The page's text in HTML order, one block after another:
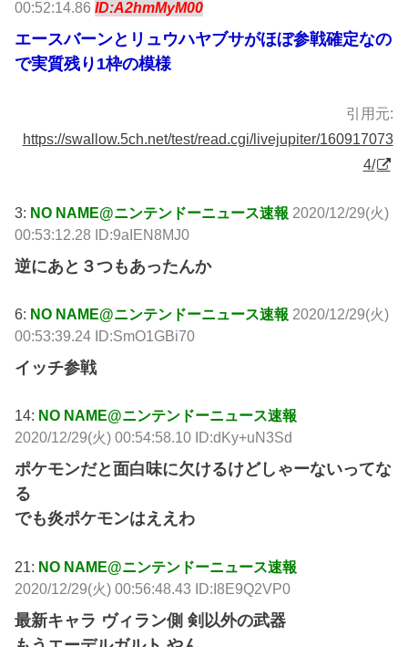
00:52:14.86ID:A2hmMyM00
エースバーンとリュウハヤブサがほぼ参戦確定なの
で実質残り1枠の模様
引用元:
https://swallow.5ch.net/test/read.cgi/livejupiter/160917073
4/
3: NO NAME@ニンテンドーニュース速報 2020/12/29(火)
00:53:12.28 ID:9aIEN8MJ0
逆にあと３つもあったんか
6: NO NAME@ニンテンドーニュース速報 2020/12/29(火)
00:53:39.24 ID:SmO1GBi70
イッチ参戦
14: NO NAME@ニンテンドーニュース速報
2020/12/29(火) 00:54:58.10 ID:dKy+uN3Sd
ポケモンだと面白味に欠けるけどしゃーないってな
る
でも炎ポケモンはええわ
21: NO NAME@ニンテンドーニュース速報
2020/12/29(火) 00:56:48.43 ID:I8E9Q2VP0
最新キャラ ヴィラン側 剣以外の武器